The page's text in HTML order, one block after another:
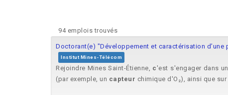
94 emplois trouvés
Doctorant(e) "Développement et caractérisation
Institut Mines-Télécom
Rejoindre Mines Saint-Étienne, c'est s'engager dans
(par exemple, un capteur chimique d'O₂), ainsi que